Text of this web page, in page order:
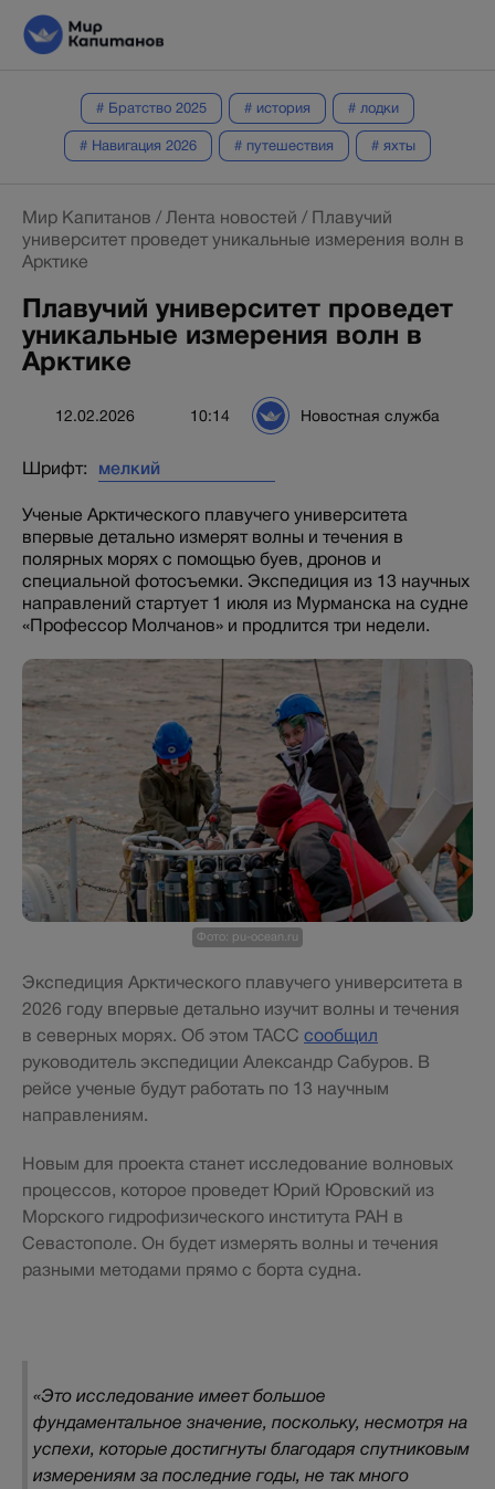
# Братство 2025 # история # лодки
# Навигация 2026 # путешествия # яхты
Мир Капитанов / Лента новостей / Плавучий
университет проведет уникальные измерения волн в
Арктике
Плавучий университет проведет
уникальные измерения волн в
Арктике
12.02.2026 10:14 Новостная служба
Шрифт:
Ученые Арктического плавучего университета
впервые детально измерят волны и течения в
полярных морях с помощью буев, дронов и
специальной фотосъемки. Экспедиция из 13 научных
направлений стартует 1 июля из Мурманска на судне
«Профессор Молчанов» и продлится три недели.
Фото: pu-ocean.ru
Экспедиция Арктического плавучего университета в
2026 году впервые детально изучит волны и течения
в северных морях. Об этом ТАСС сообщил
руководитель экспедиции Александр Сабуров. В
рейсе ученые будут работать по 13 научным
направлениям.
Новым для проекта станет исследование волновых
процессов, которое проведет Юрий Юровский из
Морского гидрофизического института РАН в
Севастополе. Он будет измерять волны и течения
разными методами прямо с борта судна.
«Это исследование имеет большое
фундаментальное значение, поскольку, несмотря на
успехи, которые достигнуты благодаря спутниковым
измерениям за последние годы, не так много